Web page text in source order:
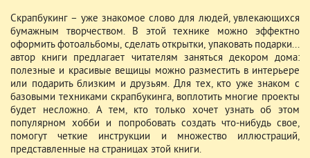
Скрапбукинг – уже знакомое слово для людей, увлекающихся
бумажным творчеством. В этой технике можно эффектно
оформить фотоальбомы, сделать открытки, упаковать подарки...
автор книги предлагает читателям заняться декором дома:
полезные и красивые вещицы можно разместить в интерьере
или подарить близким и друзьям. Для тех, кто уже знаком с
базовыми техниками скрапбукинга, воплотить многие проекты
будет несложно. А тем, кто только хочет узнать об этом
популярном хобби и попробовать создать что-нибудь свое,
помогут четкие инструкции и множество иллюстраций,
представленные на страницах этой книги.